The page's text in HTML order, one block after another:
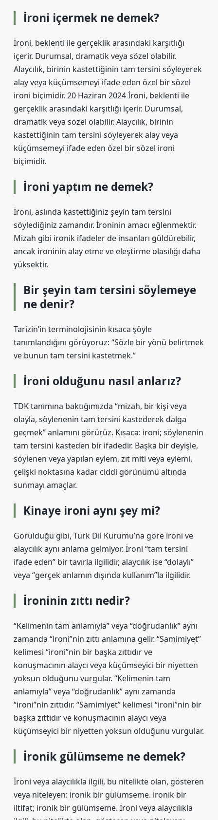
İroni içermek ne demek?
İroni, beklenti ile gerçeklik arasındaki karşıtlığı
içerir. Durumsal, dramatik veya sözel olabilir.
Alaycılık, birinin kastettiğinin tam tersini söyleyerek
alay veya küçümsemeyi ifade eden özel bir sözel
ironi biçimidir. 20 Haziran 2024 İroni, beklenti ile
gerçeklik arasındaki karşıtlığı içerir. Durumsal,
dramatik veya sözel olabilir. Alaycılık, birinin
kastettiğinin tam tersini söyleyerek alay veya
küçümsemeyi ifade eden özel bir sözel ironi
biçimidir.
İroni yaptım ne demek?
İroni, aslında kastettiğiniz şeyin tam tersini
söylediğiniz zamandır. İroninin amacı eğlenmektir.
Mizah gibi ironik ifadeler de insanları güldürebilir,
ancak ironinin alay etme ve eleştirme olasılığı daha
yüksektir.
Bir şeyin tam tersini söylemeye
ne denir?
Tarizin’in terminolojisinin kısaca şöyle
tanımlandığını görüyoruz: “Sözle bir yönü belirtmek
ve bunun tam tersini kastetmek.”
İroni olduğunu nasıl anlarız?
TDK tanımına baktığımızda “mizah, bir kişi veya
olayla, söylenenin tam tersini kastederek dalga
geçmek” anlamını görürüz. Kısaca: ironi; söylenenin
tam tersini kasteden bir ifadedir. Başka bir deyişle,
söylenen veya yapılan eylem, zıt miti veya eylemi,
çelişki noktasına kadar ciddi görünümü altında
sunmayı amaçlar.
Kinaye ironi aynı şey mi?
Görüldüğü gibi, Türk Dil Kurumu’na göre ironi ve
alaycılık aynı anlama gelmiyor. İroni “tam tersini
ifade eden” bir tavırla ilgilidir, alaycılık ise “dolaylı”
veya “gerçek anlamın dışında kullanım”la ilgilidir.
İroninin zıttı nedir?
“Kelimenin tam anlamıyla” veya “doğrudanlık” aynı
zamanda “ironi”nin zıttı anlamına gelir. “Samimiyet”
kelimesi “ironi”nin bir başka zıttıdır ve
konuşmacının alaycı veya küçümseyici bir niyetten
yoksun olduğunu vurgular. “Kelimenin tam
anlamıyla” veya “doğrudanlık” aynı zamanda
“ironi”nin zıttıdır. “Samimiyet” kelimesi “ironi”nin bir
başka zıttıdır ve konuşmacının alaycı veya
küçümseyici bir niyetten yoksun olduğunu vurgular.
İronik gülümseme ne demek?
İroni veya alaycılıkla ilgili, bu nitelikte olan, gösteren
veya niteleyen: ironik bir gülümseme. ironik bir
iltifat; ironik bir gülümseme. İroni veya alaycılıkla